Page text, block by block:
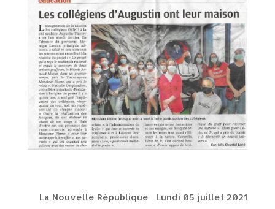
La Nouvelle République Lundi 05 juillet 2021